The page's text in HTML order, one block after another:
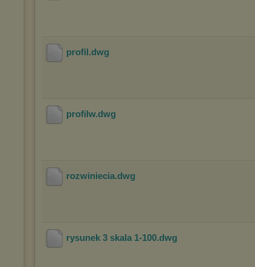
profil .dwg
profilw.dwg
rozwiniecia.dwg
rysunek 3 skala 1-100.dwg